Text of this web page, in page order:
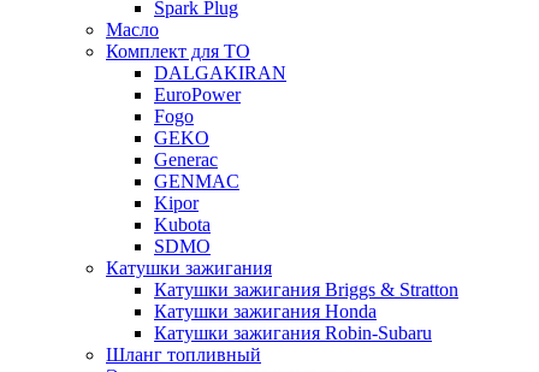
Spark Plug
Масло
Комплект для ТО
DALGAKIRAN
EuroPower
Fogo
GEKO
Generac
GENMAC
Kipor
Kubota
SDMO
Катушки зажигания
Катушки зажигания Briggs & Stratton
Катушки зажигания Honda
Катушки зажигания Robin-Subaru
Шланг топливный